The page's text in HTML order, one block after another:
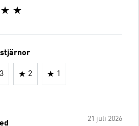
3 2 1
21 juli 2026